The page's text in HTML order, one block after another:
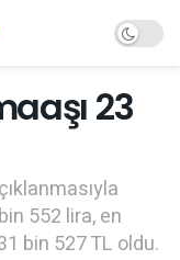
23
552 lira, en
bin 527 TL oldu.